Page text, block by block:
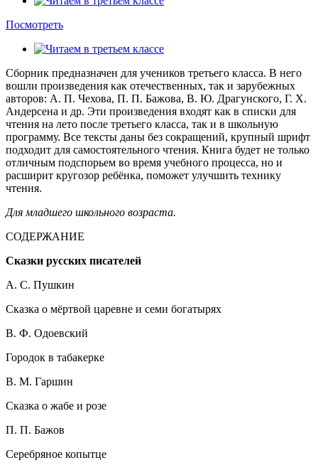
Посмотреть
Сборник предназначен для учеников третьего класса. В него
вошли произведения как отечественных, так и зарубежных
авторов: А. П. Чехова, П. П. Бажова, В. Ю. Драгунского, Г. Х.
Андерсена и др. Эти произведения входят как в списки для
чтения на лето после третьего класса, так и в школьную
программу. Все тексты даны без сокращений, крупный шрифт
подходит для самостоятельного чтения. Книга будет не только
отличным подспорьем во время учебного процесса, но и
расширит кругозор ребёнка, поможет улучшить технику
чтения.
Для младшего школьного возраста.
СОДЕРЖАНИЕ
Сказки русских писателей
А. С. Пушкин
Сказка о мёртвой царевне и семи богатырях
В. Ф. Одоевский
Городок в табакерке
В. М. Гаршин
Сказка о жабе и розе
П. П. Бажов
Серебряное копытце